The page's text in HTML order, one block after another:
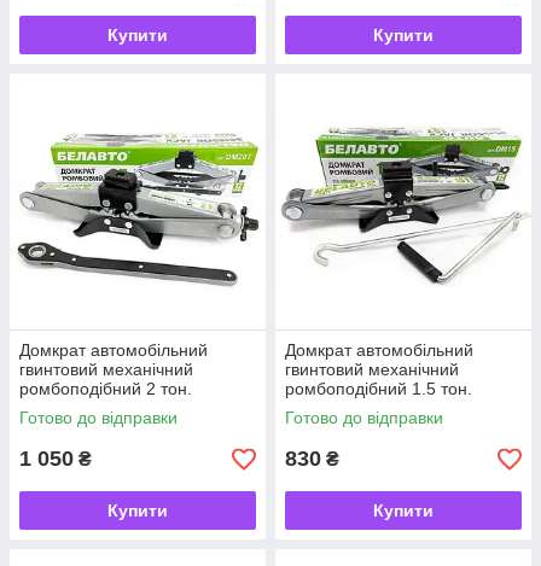
Купити Купити
Домкрат автомобільний
гвинтовий механічний
ромбоподібний 2 тон.
"БЕЛАВТО" 110-390 мм з
тріскачкою (гумка) DM20
Готово до відправки
1 050 ₴
Купити
Домкрат автомобільний
гвинтовий механічний
ромбоподібний 1.5 тон.
"БЕЛАВТО" 110-390 мм DM15
Готово до відправки
830 ₴
Купити